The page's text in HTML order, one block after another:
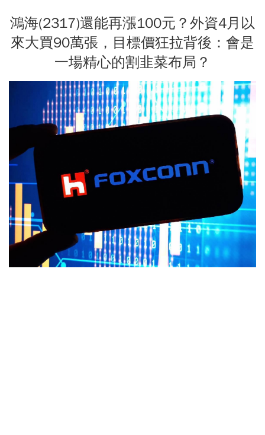
鴻海(2317)還能再漲100元？外資4月以
來大買90萬張，目標價狂拉背後：會是
一場精心的割韭菜布局？